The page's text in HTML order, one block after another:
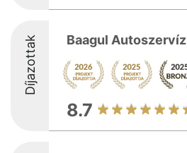
Díjazottak Baagul Autoszervíz
8.7